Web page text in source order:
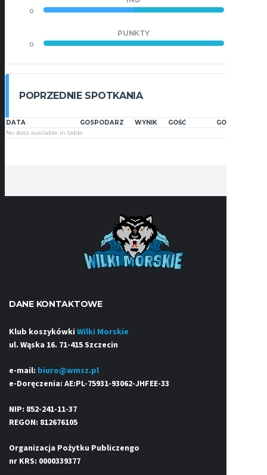
0
PUNKTY
0
POPRZEDNIE SPOTKANIA
DATA GOSPODARZ WYNIK GOŚĆ
GODZINA
No data available in table
DANE KONTAKTOWE
Klub koszykówki Wilki Morskie
ul. Wąska 16. 71-415 Szczecin
e-mail: biuro@wmsz.pl
e-Doręczenia: AE:PL-75931-93062-JHFEE-33
NIP: 852-241-11-37
REGON: 812676105
Organizacja Pożytku Publiczengo
nr KRS: 0000339377